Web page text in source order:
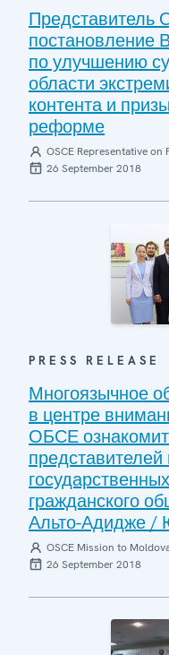
Представитель
постановление
по улучшению
области
контента и
реформе
OSCE Representative
26 September 2018
PRESS RELEASE
Многоязычное
в центре
ОБСЕ
гражданского
Альто-Адидже /
OSCE Mission to
26 September 2018